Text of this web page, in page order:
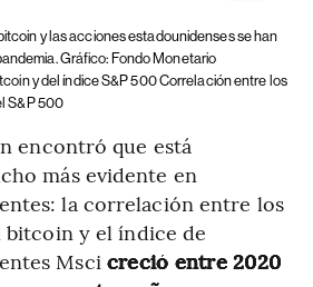
y las acciones estadounidenses se han
Gráfico: Fondo Monetario
y del índice S&P 500 Correlación entre los
S&P 500
encontró que está
más evidente en
la correlación entre los
y el índice de
Msci creció entre 2020